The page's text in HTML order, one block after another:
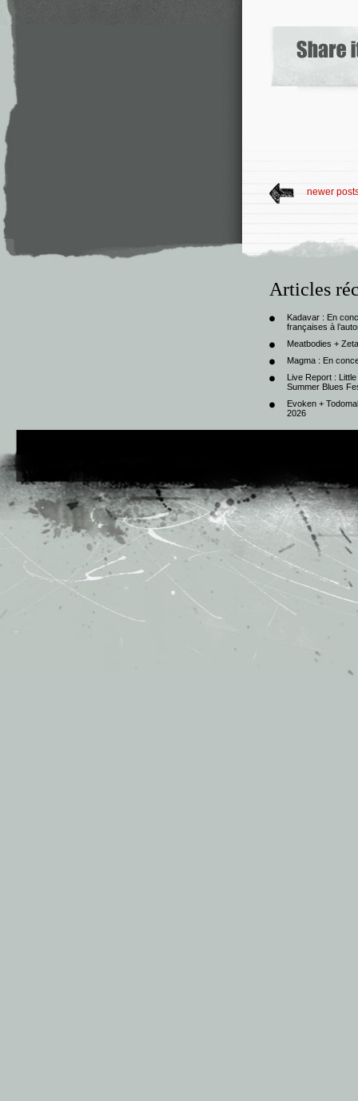
newer
Articles
Kadavar : En
françaises à
Meatbodies +
Magma : En
Live Report :
Summer Blues
Evoken +
2026